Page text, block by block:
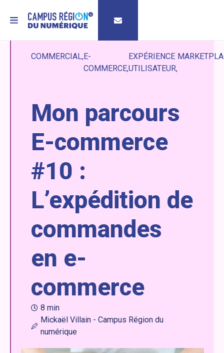
MENU
COMMERCIAL E-
COMMERCE
EXPÉRIENCE
UTILISATEUR
Mon parcours
E-commerce
#10 :
L’expédition de
commandes
en e-
commerce
8 min
Mickaël Villain - Campus Région du
numérique